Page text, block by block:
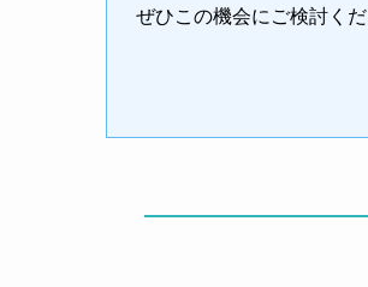
ぜひこの機会にご検討くだ